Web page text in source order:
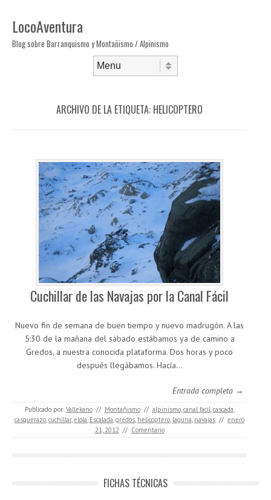
LocoAventura
Blog sobre Barranquismo y Montañismo / Alpinismo
ARCHIVO DE LA ETIQUETA: HELICOPTERO
Cuchillar de las Navajas por la Canal Fácil
Nuevo fin de semana de buen tiempo y nuevo madrugón. A las
5:30 de la mañana del sábado estábamos ya de camino a
Gredos, a nuestra conocida plataforma. Dos horas y poco
después llegábamos. Hacía…
Entrada completa →
Publicado por: Vallekano // Montañismo // alpinismo,canal facil,cascada,
casquerazo,cuchillar,elola, Escalada,gredos, helicoptero, laguna, navajas // enero
21, 2012 // Comentario
FICHAS TÉCNICAS